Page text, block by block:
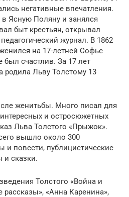
негативные впечатления.
в Ясную Поляну и занялся
быт крестьян, открывал
журнал. В 1862
на 17-летней Софье
был счастлив. За 17 лет
Льву Толстому 13
женитьбы. Много писал для
и остросюжетных
Льва Толстого «Прыжок».
вышло около 300
повести, публицистические
и сказки.
Толстого «Война и
рассказы», «Анна Каренина»,